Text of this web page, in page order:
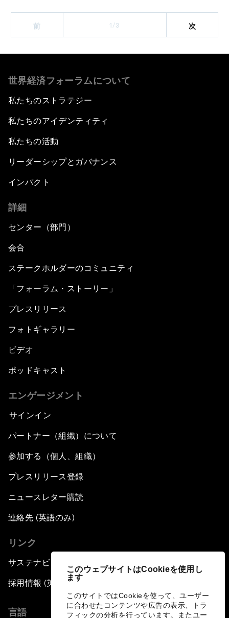
このウェブサイトはCookieを使用し
ます
このサイトではCookieを使って、ユーザー
に合わせたコンテンツや広告の表示、トラ
フィックの分析を行っています。またユー
前 1/3 次
世界経済フォーラムについて
私たちのストラテジー
私たちのアイデンティティ
私たちの活動
リーダーシップとガバナンス
インパクト
詳細
センター（部門）
会合
ステークホルダーのコミュニティ
「フォーラム・ストーリー」
プレスリリース
フォトギャラリー
ビデオ
ポッドキャスト
エンゲージメント
サインイン
パートナー（組織）について
参加する（個人、組織）
プレスリリース登録
ニュースレター購読
連絡先 (英語のみ)
リンク
サステナビリティへの取り組み
採用情報 (英語のみ)
言語